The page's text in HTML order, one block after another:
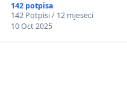
142 potpisa
142 Potpisi / 12 mjeseci
10 Oct 2025